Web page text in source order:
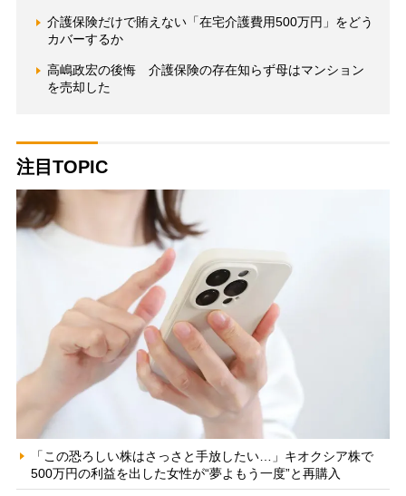
介護保険だけで賄えない「在宅介護費用500万円」をどう
カバーするか
高嶋政宏の後悔 介護保険の存在知らず母はマンション
を売却した
注目TOPIC
「この恐ろしい株はさっさと手放したい…」キオクシア株で
500万円の利益を出した女性が“夢よもう一度”と再購入